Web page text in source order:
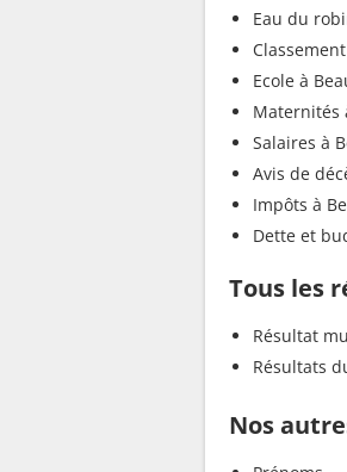
Eau du
Ecole à
Maternités
Salaires à
Avis de
Dette et
Tous les
Résultat
Résultats
Nos